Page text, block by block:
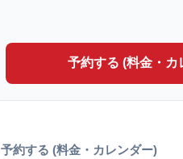
予約する (料金・カ
予約する (料金・カレンダー)